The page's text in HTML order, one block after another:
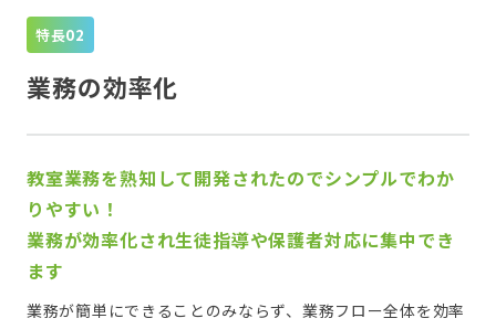
特長
業務の効率化
教室業務を熟知して開発されたのでシンプルでわか
りやすい！
業務が効率化され生徒指導や保護者対応に集中でき
ます
業務が簡単にできることのみならず、業務フロー全体を効率